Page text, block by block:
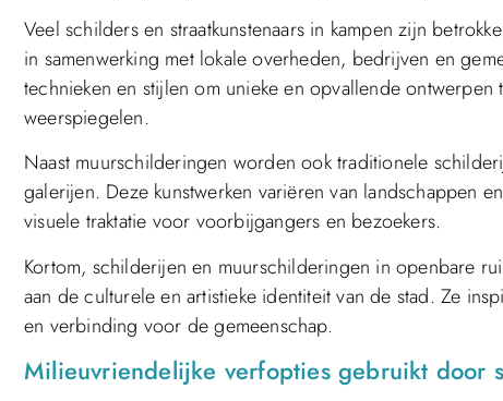
Veel schilders en straatkunstenaars in kampen zijn
in samenwerking met lokale overheden, bedrijven en
technieken en stijlen om unieke en opvallende
weerspiegelen.
Naast muurschilderingen worden ook traditionele
galerijen. Deze kunstwerken variëren van landschappen
visuele traktatie voor voorbijgangers en bezoekers.
Kortom, schilderijen en muurschilderingen in openbare
aan de culturele en artistieke identiteit van de stad. Ze
en verbinding voor de gemeenschap.
Milieuvriendelijke verfopties gebruikt door